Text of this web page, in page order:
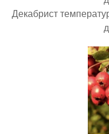
Декабрист